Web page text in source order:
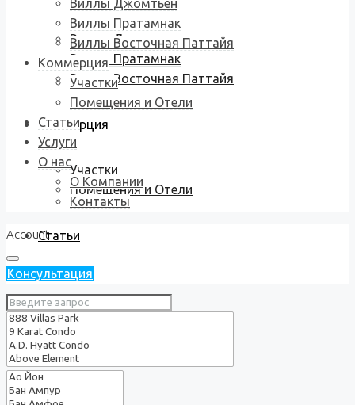
Виллы Джомтьен
Виллы Пратамнак
Виллы Восточная Паттайя
Коммерция
Участки
Помещения и Отели
Статьи
Услуги
О нас
Виллы Джомтьен
Виллы Пратамнак
Виллы Восточная Паттайя
Коммерция
Участки
Помещения и Отели
Статьи
Услуги
О нас
О Компании
Контакты
Account
Консультация